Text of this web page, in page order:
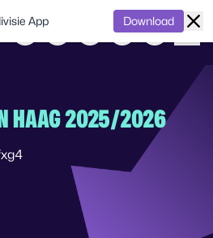
HAAG 2025/2026
App Download